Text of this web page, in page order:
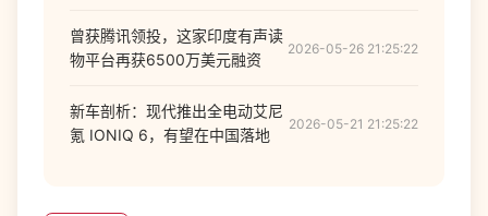
曾获腾讯领投，这家印度有声读
物平台再获6500万美元融资
2026-05-26 21:25:22
新车剖析：现代推出全电动艾尼
氪 IONIQ 6，有望在中国落地
2026-05-21 21:25:22